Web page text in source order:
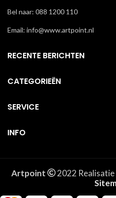
Bel naar: 088 1200 110
Email: info@www.artpoint.nl
RECENTE BERICHTEN
CATEGORIEËN
SERVICE
INFO
Artpoint 2022